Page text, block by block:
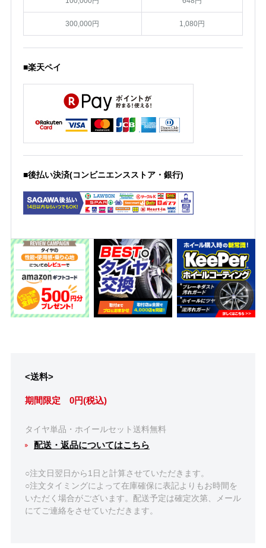
300,000円 1,080円
■楽天ペイ
■後払い決済(コンビニエンスストア・銀行)
<送料>
期間限定 0円(税込)
タイヤ単品・ホイールセット送料無料
配送・返品についてはこちら
○注文日翌日から1日と計算させていただきます。
○注文タイミングによって在庫確保に表記よりもお時間を
いただく場合がございます。配送予定は確定次第、メール
にてご連絡をさせていただきます。